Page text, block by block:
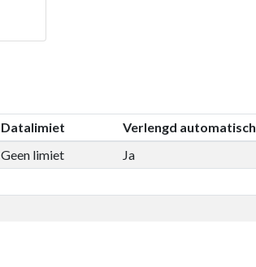
Datalimiet Verlengd automatisch
Geen limiet Ja